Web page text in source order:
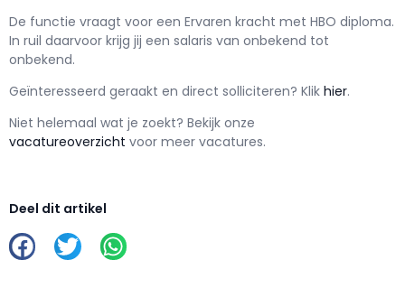
De functie vraagt voor een Ervaren kracht met HBO diploma.
In ruil daarvoor krijg jij een salaris van onbekend tot
onbekend.
Geïnteresseerd geraakt en direct solliciteren? Klik hier.
Niet helemaal wat je zoekt? Bekijk onze
vacatureoverzicht voor meer vacatures.
Deel dit artikel